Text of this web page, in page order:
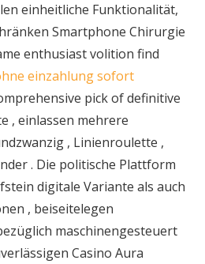
einheitliche Funktionalität,
Smartphone Chirurgie
enthusiast volition find
einzahlung sofort
pick of definitive
, einlassen mehrere
, Linienroulette ,
. Die politische Plattform
digitale Variante als auch
, beiseitelegen
maschinengesteuert
Casino Aura